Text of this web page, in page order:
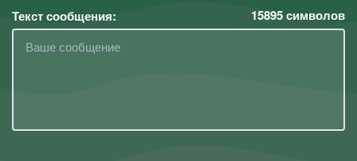
Текст сообщения: 15895символов